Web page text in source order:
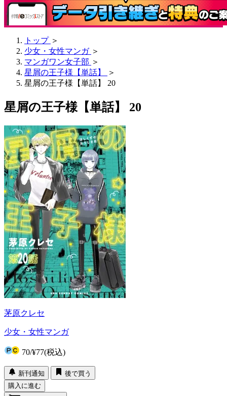
トップ ＞
少女・女性マンガ ＞
マンガワン女子部 ＞
星屑の王子様【単話】
＞
星屑の王子様【単話】 20
星屑の王子様【単話】 20
茅原クレセ
少女・女性マンガ
70/¥77(税込)
新刊通知
後で買う
購入に進む